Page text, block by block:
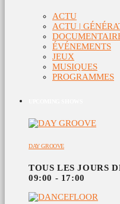
ACTU
ACTU |
ÉVÉNEMENTS
JEUX
MUSIQUES
PROGRAMMES
DAY GROOVE
TOUS LES JOURS
09:00 - 17:00